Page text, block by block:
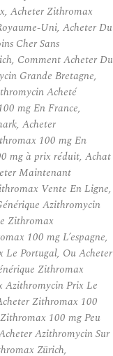
Acheter Zithromax
Uni, Acheter Du
Cher Sans
Comment Acheter Du
Grande Bretagne,
Acheté
mg En France,
Acheter
100 mg En
mg à prix réduit, Achat
Maintenant
Vente En Ligne,
Azithromycin
Zithromax
100 mg L’espagne,
Le Portugal, Ou Acheter
Zithromax
Azithromycin Prix Le
Zithromax 100
100 mg Peu
Azithromycin Sur
Zürich,